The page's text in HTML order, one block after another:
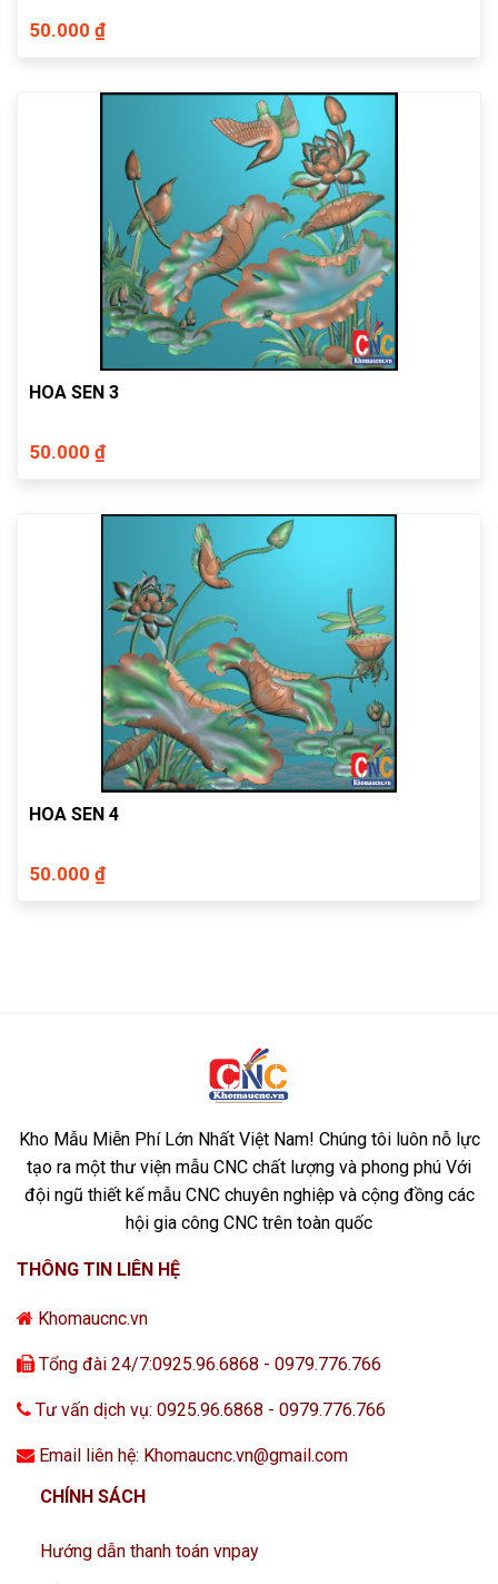
50.000 ₫
HOA SEN 3
50.000 ₫
HOA SEN 4
50.000 ₫
Kho Mẫu Miễn Phí Lớn Nhất Việt Nam! Chúng tôi luôn nỗ lực
tạo ra một thư viện mẫu CNC chất lượng và phong phú Với
đội ngũ thiết kế mẫu CNC chuyên nghiệp và cộng đồng các
hội gia công CNC trên toàn quốc
THÔNG TIN LIÊN HỆ
Khomaucnc.vn
Tổng đài 24/7:0925.96.6868 - 0979.776.766
Tư vấn dịch vụ: 0925.96.6868 - 0979.776.766
Email liên hệ: Khomaucnc.vn@gmail.com
CHÍNH SÁCH
Hướng dẫn thanh toán vnpay